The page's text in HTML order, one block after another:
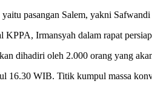
pasangan Salem, yakni
Irmansyah dalam rapat
dihadiri oleh 2.000 orang yang
16.30 WIB. Titik kumpul massa